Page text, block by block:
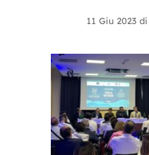
11 Giu 2023 di